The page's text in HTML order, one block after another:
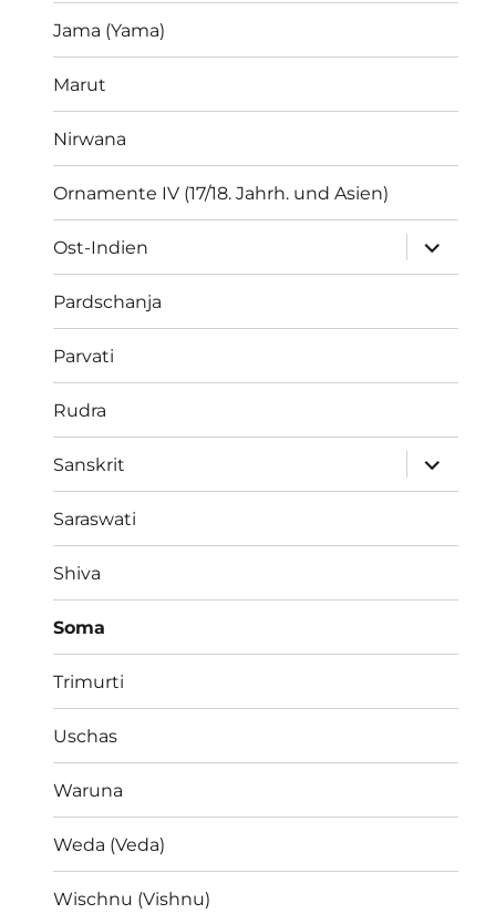
Jama (Yama)
Marut
Nirwana
Ornamente IV (17/18. Jahrh. und Asien)
Ost-Indien
öffnen
Pardschanja
Parvati
Rudra
Sanskrit
öffnen
Saraswati
Shiva
Soma
Trimurti
Uschas
Waruna
Weda (Veda)
Wischnu (Vishnu)